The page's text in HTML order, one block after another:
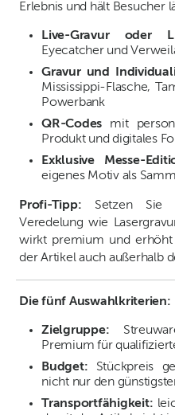
Erlebnis und hält Besucher
Live-Gravur oder
Eyecatcher und
Gravur und
Mississippi-Flasche,
Powerbank
QR-Codes mit
Produkt und digitales
Exklusive Messe-
eigenes Motiv als
Profi-Tipp: Setzen Sie
Veredelung wie
wirkt premium und erhöht
der Artikel auch außerhalb
Die fünf Auswahlkriterien:
Zielgruppe:
Premium für
Budget: Stückpreis
nicht nur den
Transportfähigkeit: